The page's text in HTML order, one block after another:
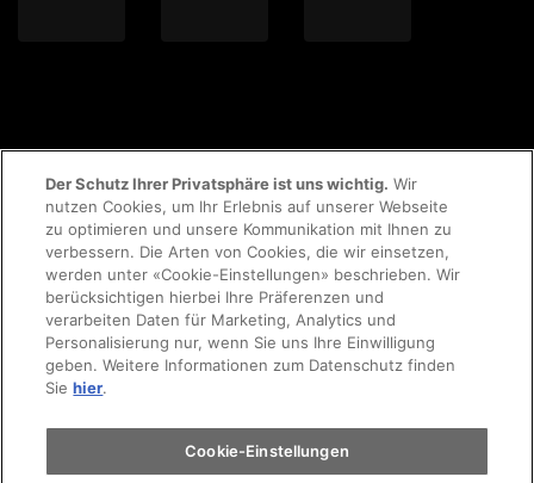
© 2023 AMAG Parking AG
AGB's Rechtliche Hinweise Impressum
Der Schutz Ihrer Privatsphäre ist uns wichtig. Wir
nutzen Cookies, um Ihr Erlebnis auf unserer Webseite
zu optimieren und unsere Kommunikation mit Ihnen zu
verbessern. Die Arten von Cookies, die wir einsetzen,
werden unter «Cookie-Einstellungen» beschrieben. Wir
berücksichtigen hierbei Ihre Präferenzen und
verarbeiten Daten für Marketing, Analytics und
Personalisierung nur, wenn Sie uns Ihre Einwilligung
geben. Weitere Informationen zum Datenschutz finden
Siehier.
Cookie-Einstellungen